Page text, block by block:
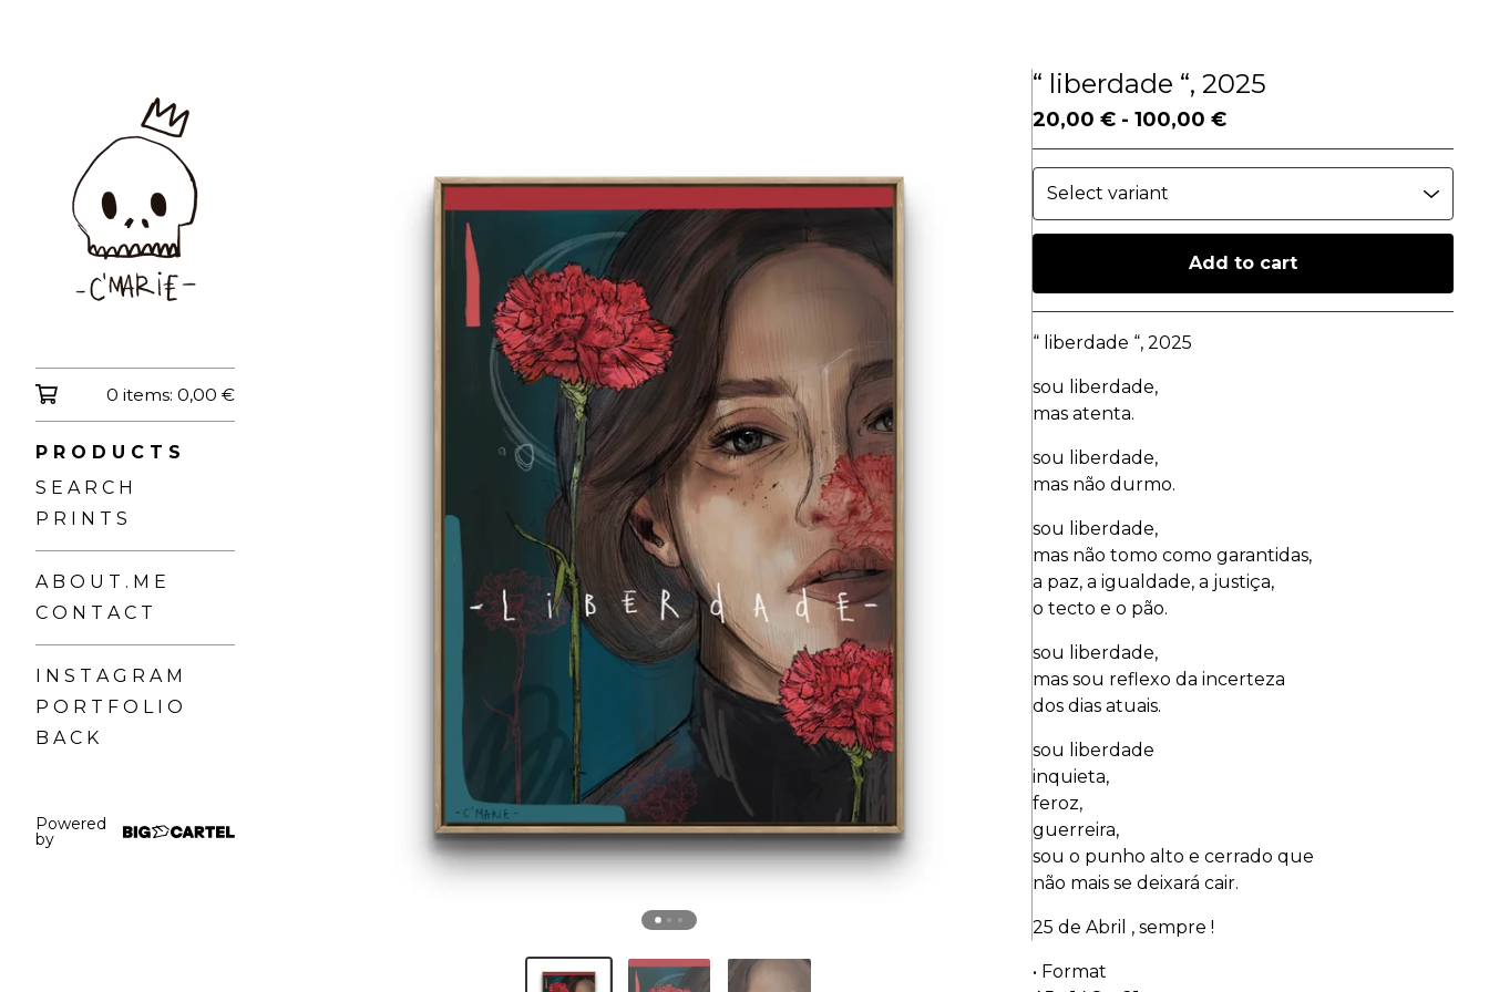
0 items: 0,00 €
P R O D U C T S
S E A R C H
P R I N T S
A B O U T . M E
C O N T A C T
I N S T A G R A M
P O R T F O L I O
B A C K
Powered
by
“ liberdade “, 2025
20,00 € - 100,00 €
Add to cart
Go to cart
“ liberdade “, 2025
sou liberdade,
mas atenta.
sou liberdade,
mas não durmo.
sou liberdade,
mas não tomo como garantidas,
a paz, a igualdade, a justiça,
o tecto e o pão.
sou liberdade,
mas sou reflexo da incerteza
dos dias atuais.
sou liberdade
inquieta,
feroz,
guerreira,
sou o punho alto e cerrado que
não mais se deixará cair.
25 de Abril , sempre !
• Format